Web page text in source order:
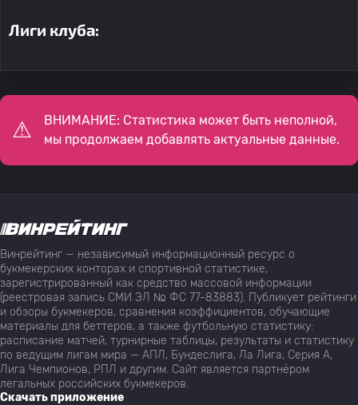
Лиги клуба:
ВНИМАНИЕ: Статистика может быть неполной,
мы продолжаем добавлять актуальные данные.
Винрейтинг — независимый информационный ресурс о
букмекерских конторах и спортивной статистике,
зарегистрированный как средство массовой информации
(реестровая запись СМИ ЭЛ № ФС 77-83883). Публикует рейтинги
и обзоры букмекеров, сравнения коэффициентов, обучающие
материалы для беттеров, а также футбольную статистику:
расписание матчей, турнирные таблицы, результаты и статистику
по ведущим лигам мира — АПЛ, Бундеслига, Ла Лига, Серия А,
Лига Чемпионов, РПЛ и другим. Сайт является партнёром
легальных российских букмекеров.
Скачать приложение